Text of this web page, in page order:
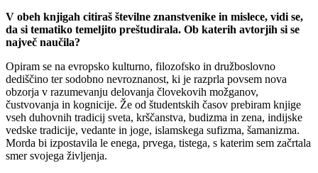
V obeh knjigah citiraš številne znanstvenike in mislece, vidi se,
da si tematiko temeljito preštudirala. Ob katerih avtorjih si se
največ naučila?
Opiram se na evropsko kulturno, filozofsko in družboslovno
dediščino ter sodobno nevroznanost, ki je razprla povsem nova
obzorja v razumevanju delovanja človekovih možganov,
čustvovanja in kognicije. Že od študentskih časov prebiram knjige
vseh duhovnih tradicij sveta, krščanstva, budizma in zena, indijske
vedske tradicije, vedante in joge, islamskega sufizma, šamanizma.
Morda bi izpostavila le enega, prvega, tistega, s katerim sem začrtala
smer svojega življenja.